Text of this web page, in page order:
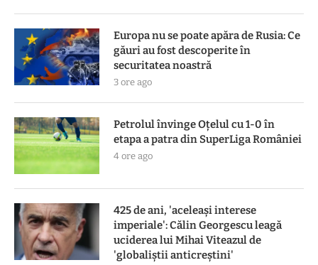
Europa nu se poate apăra de Rusia: Ce
găuri au fost descoperite în
securitatea noastră
3 ore ago
Petrolul învinge Oțelul cu 1-0 în
etapa a patra din SuperLiga României
4 ore ago
425 de ani, 'aceleași interese
imperiale': Călin Georgescu leagă
uciderea lui Mihai Viteazul de
'globaliștii anticreștini'